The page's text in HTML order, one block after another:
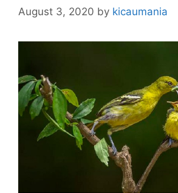
August 3, 2020 by kicaumania